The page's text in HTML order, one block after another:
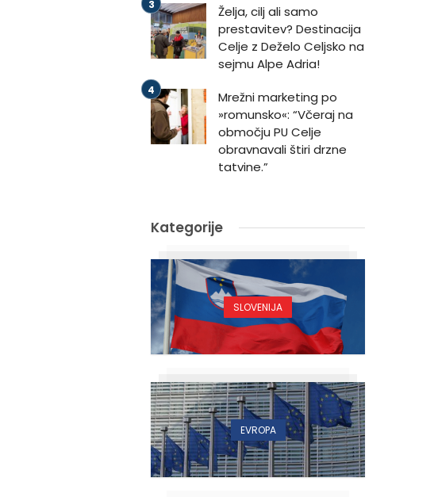
Želja, cilj ali samo
prestavitev? Destinacija
Celje z Deželo Celjsko na
sejmu Alpe Adria!
Mrežni marketing po
»romunsko«: “Včeraj na
območju PU Celje
obravnavali štiri drzne
tatvine.”
Kategorije
SLOVENIJA
EVROPA